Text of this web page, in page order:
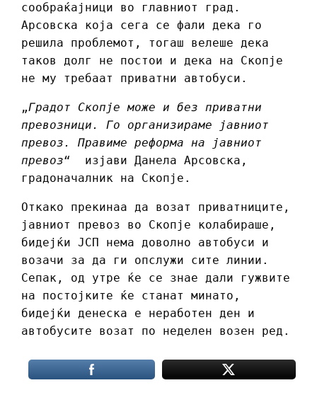
сообраќајници во главниот град.
Арсовска која сега се фали дека го
решила проблемот, тогаш велеше дека
таков долг не постои и дека на Скопје
не му требаат приватни автобуси.
„Градот Скопје може и без приватни
превозници. Го организираме јавниот
превоз. Правиме реформа на јавниот
превоз“ изјави Данела Арсовска,
градоначалник на Скопје.
Откако прекинаа да возат приватниците,
јавниот превоз во Скопје колабираше,
бидејќи ЈСП нема доволно автобуси и
возачи за да ги опслужи сите линии.
Сепак, од утре ќе се знае дали гужвите
на постојките ќе станат минато,
бидејќи денеска е неработен ден и
автобусите возат по неделен возен ред.